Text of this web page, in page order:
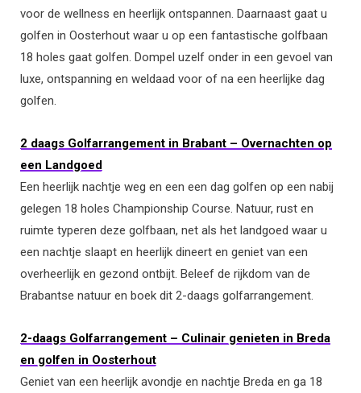
voor de wellness en heerlijk ontspannen. Daarnaast gaat u
golfen in Oosterhout waar u op een fantastische golfbaan
18 holes gaat golfen. Dompel uzelf onder in een gevoel van
luxe, ontspanning en weldaad voor of na een heerlijke dag
golfen.
2 daags Golfarrangement in Brabant – Overnachten op
een Landgoed
Een heerlijk nachtje weg en een een dag golfen op een nabij
gelegen 18 holes Championship Course. Natuur, rust en
ruimte typeren deze golfbaan, net als het landgoed waar u
een nachtje slaapt en heerlijk dineert en geniet van een
overheerlijk en gezond ontbijt. Beleef de rijkdom van de
Brabantse natuur en boek dit 2-daags golfarrangement.
2-daags Golfarrangement – Culinair genieten in Breda
en golfen in Oosterhout
Geniet van een heerlijk avondje en nachtje Breda en ga 18